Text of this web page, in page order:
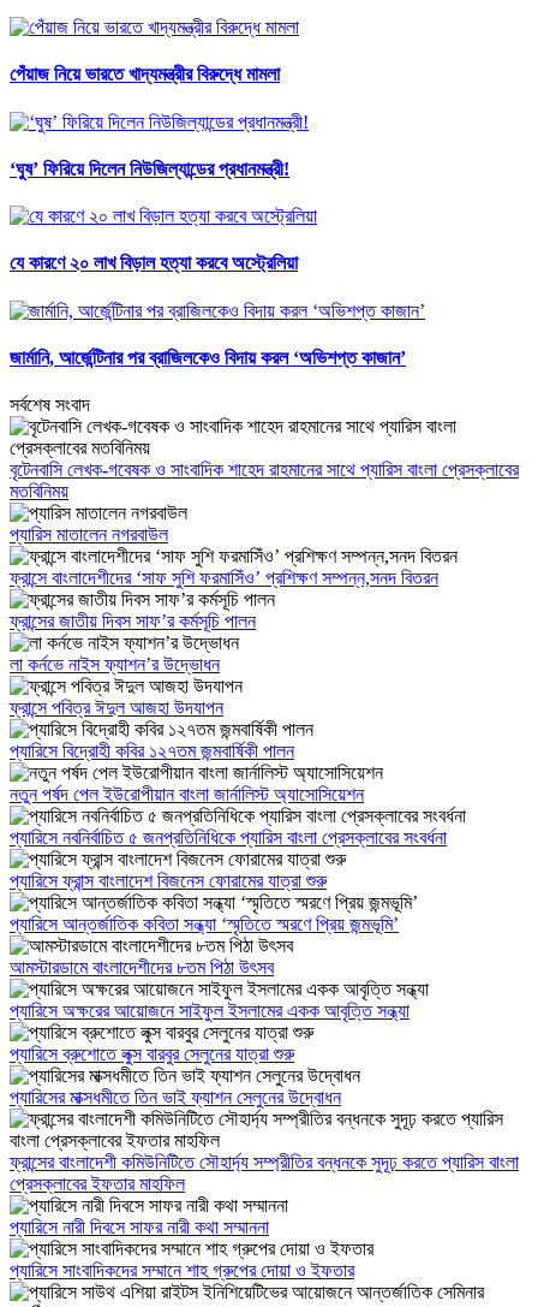
পেঁয়াজ নিয়ে ভারতে খাদ্যমন্ত্রীর বিরুদ্ধে মামলা
‘ঘুষ’ ফিরিয়ে দিলেন নিউজিল্যান্ডের প্রধানমন্ত্রী!
যে কারণে ২০ লাখ বিড়াল হত্যা করবে অস্ট্রেলিয়া
জার্মানি, আর্জেন্টিনার পর ব্রাজিলকেও বিদায় করল ‘অভিশপ্ত কাজান’
সর্বশেষ সংবাদ
বৃটেনবাসি লেখক-গবেষক ও সাংবাদিক শাহেদ রাহমানের সাথে প্যারিস বাংলা প্রেসক্লাবের
মতবিনিময়
প্যারিস মাতালেন নগরবাউল
ফ্রান্সে বাংলাদেশীদের ‘সাফ সুশি ফরমাসিঁও’ প্রশিক্ষণ সম্পন্ন,সনদ বিতরন
ফ্রান্সের জাতীয় দিবস সাফ’র কর্মসূচি পালন
লা কর্নভে নাইস ফ্যাশন’র উদ্ভোধন
ফ্রান্সে পবিত্র ঈদুল আজহা উদযাপন
প্যারিসে বিদ্রোহী কবির ১২৭তম জন্মবার্ষিকী পালন
নতুন পর্ষদ পেল ইউরোপীয়ান বাংলা জার্নালিস্ট অ্যাসোসিয়েশন
প্যারিসে নবনির্বাচিত ৫ জনপ্রতিনিধিকে প্যারিস বাংলা প্রেসক্লাবের সংবর্ধনা
প্যারিসে ফ্রান্স বাংলাদেশ বিজনেস ফোরামের যাত্রা শুরু
প্যারিসে আন্তর্জাতিক কবিতা সন্ধ্যা ‘স্মৃতিতে স্মরণে প্রিয় জন্মভূমি’
আমস্টারডামে বাংলাদেশীদের ৮তম পিঠা উৎসব
প্যারিসে অক্ষরের আয়োজনে সাইফুল ইসলামের একক আবৃত্তি সন্ধ্যা
প্যারিসে ব্রুশোতে লুক্স বারবুর সেলুনের যাত্রা শুরু
প্যারিসের মাক্সধমীতে তিন ভাই ফ্যাশন সেলুনের উদ্বোধন
ফ্রান্সের বাংলাদেশী কমিউনিটিতে সৌহার্দ্য সম্প্রীতির বন্ধনকে সুদূঢ় করতে প্যারিস বাংলা
প্রেসক্লাবের ইফতার মাহফিল
প্যারিসে নারী দিবসে সাফর নারী কথা সম্মাননা
প্যারিসে সাংবাদিকদের সম্মানে শাহ গ্রুপের দোয়া ও ইফতার